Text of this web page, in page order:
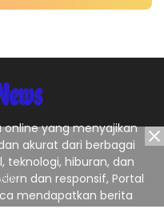
online yang menyajikan
akurat dari berbagai
teknologi, hiburan, dan
dan responsif, Portal
mendapatkan berita